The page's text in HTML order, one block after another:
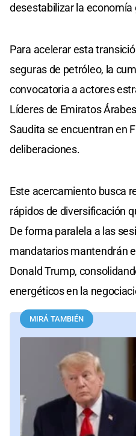
desestabilizar la
Para acelerar esta
seguras de petróleo, la
convocatoria a actores
Líderes de Emiratos
Saudita se encuentran en
deliberaciones.
Este acercamiento busca
rápidos de diversificación
De forma paralela a las
mandatarios mantendrán
Donald Trump,
energéticos en la
MIRÁ TAMBIÉN